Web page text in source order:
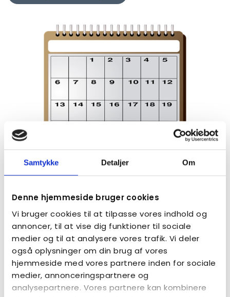
Samtykke Detaljer Om
Denne hjemmeside bruger cookies
Vi bruger cookies til at tilpasse vores indhold og
annoncer, til at vise dig funktioner til sociale
medier og til at analysere vores trafik. Vi deler
også oplysninger om din brug af vores
hjemmeside med vores partnere inden for sociale
medier, annonceringspartnere og
analysepartnere. Vores partnere kan kombinere
Aktiviteter og arrangementer i kredsen
SE AKTIVITETER